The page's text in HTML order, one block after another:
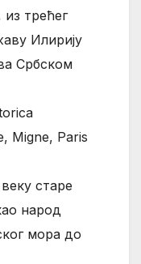
трећег
Илирију
Србском
Migne, Paris
старе
народ
мора до